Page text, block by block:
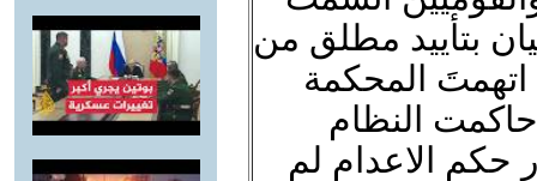
يحظيان بتأييد مطلق من
البريطانية 0 لقد اتهمتَ المحكمة
حاكمت النظام
حكم الاعدام لم